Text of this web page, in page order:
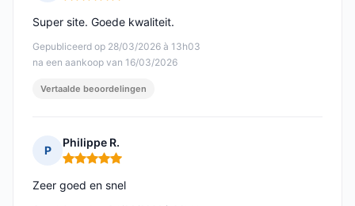
Gepubliceerd op 28/03/2026 à 13h03
na een aankoop van 16/03/2026
Super site. Goede kwaliteit.
Vertaalde beoordelingen
P
Philippe R.
Opmerking: 5 van 5
Zeer goed en snel